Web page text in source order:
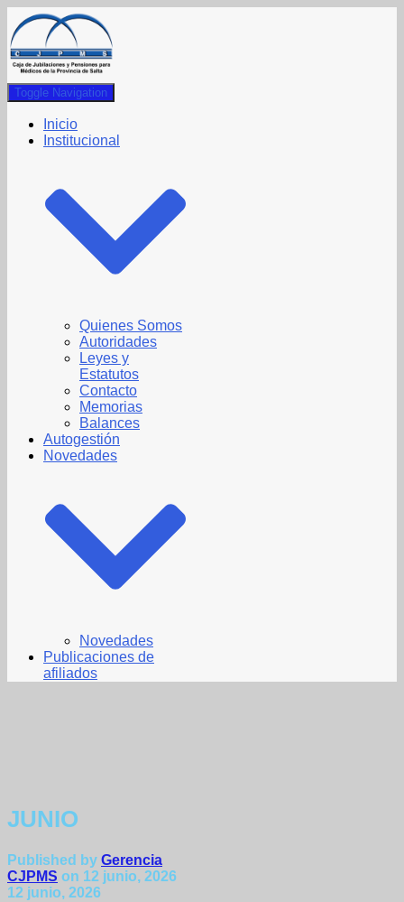
Toggle Navigation
Inicio
Institucional
Quienes Somos
Autoridades
Leyes y
Estatutos
Contacto
Memorias
Balances
Autogestión
Novedades
Novedades
Publicaciones de
afiliados
JUNIO
Published by Gerencia
CJPMS on 12 junio, 2026
12 junio, 2026